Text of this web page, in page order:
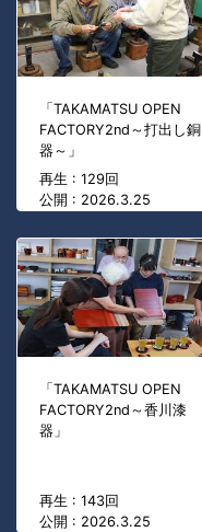
「TAKAMATSU OPEN
FACTORY2nd～打出し銅
器～」
再生 : 129回
公開 : 2026.3.25
「TAKAMATSU OPEN
FACTORY2nd～香川漆
器」
再生 : 143回
公開 : 2026.3.25